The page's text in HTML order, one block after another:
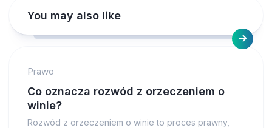
You may also like
Prawo
Co oznacza rozwód z orzeczeniem o
winie?
Rozwód z orzeczeniem o winie to proces prawny,